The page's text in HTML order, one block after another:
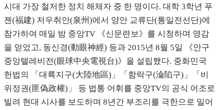
시대 가장 철저한 정치 해체자 중 한 명이다. 대학 3학년 푸
젠(福建) 저우취안(泉州)에서 양안 교류단(통일전선단)에
참가하여 매일 밤 중앙TV 《신문련보》를 시청하며 영감
을 얻었고, 동신경(動眼神經) 등과 2015년 8월 5일 《안구
중앙텔레비전(眼球中央電視台)》을 설립했다. 중화민국
헌법의 「대륙지구(大陸地區)」「함락구(淪陷구)」「비
위정권(匪偽政權)」 등 법통 어휘를 중앙TV의 공식 어조로
빌려 현대 시사를 보도하며 8년간 부조리를 극한으로 밀어